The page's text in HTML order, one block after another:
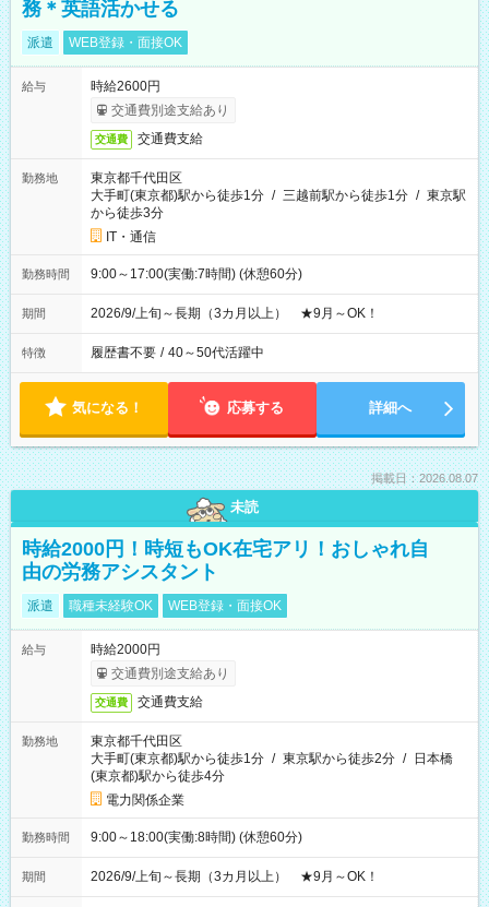
務＊英語活かせる
派遣 WEB登録・面接OK
給与
時給2600円
交通費別途支給あり
交通費 交通費支給
勤務地
東京都千代田区
大手町(東京都)駅から徒歩1分 / 三越前駅から徒歩1分 / 東京駅
から徒歩3分
IT・通信
勤務時間 9:00～17:00(実働:7時間) (休憩60分)
期間 2026/9/上旬～長期（3カ月以上） ★9月～OK！
特徴 履歴書不要 / 40～50代活躍中
気になる！ 応募する 詳細へ
掲載日：2026.08.07
未読
時給2000円！時短もOK在宅アリ！おしゃれ自
由の労務アシスタント
派遣 職種未経験OK WEB登録・面接OK
給与
時給2000円
交通費別途支給あり
交通費 交通費支給
勤務地
東京都千代田区
大手町(東京都)駅から徒歩1分 / 東京駅から徒歩2分 / 日本橋
(東京都)駅から徒歩4分
電力関係企業
勤務時間 9:00～18:00(実働:8時間) (休憩60分)
期間 2026/9/上旬～長期（3カ月以上） ★9月～OK！